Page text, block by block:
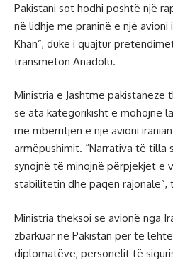
Pakistani sot hodhi poshtë një
në lidhje me praninë e një avioni
Khan”, duke i quajtur
transmeton Anadolu.
Ministria e Jashtme pakistaneze
se ata kategorikisht e mohojnë
me mbërritjen e një avioni
armëpushimit. “Narrativa të tilla
synojnë të minojnë përpjekjet e
stabilitetin dhe paqen rajonale”,
Ministria theksoi se avionë nga
zbarkuar në Pakistan për të
diplomatëve, personelit të